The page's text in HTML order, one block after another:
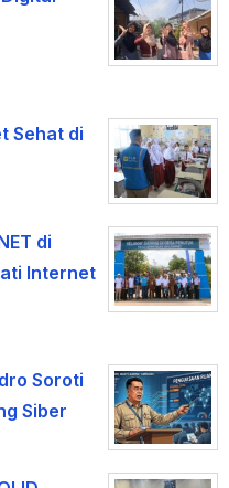
Sehat di
di
Internet
Soroti
Siber